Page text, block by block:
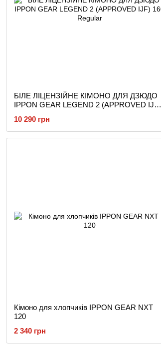
БІЛЕ ЛІЦЕНЗІЙНЕ КІМОНО ДЛЯ ДЗЮДО
IPPON GEAR LEGEND 2 (APPROVED IJF)
10 290 грн
Кiмоно для хлопчиків IPPON GEAR NXT
120
2 340 грн